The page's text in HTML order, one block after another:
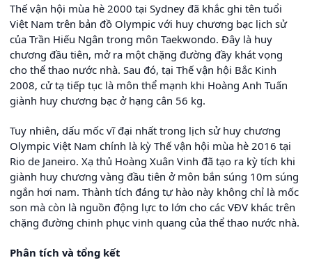
Thế vận hội mùa hè 2000 tại Sydney đã khắc ghi tên tuổi
Việt Nam trên bản đồ Olympic với huy chương bạc lịch sử
của Trần Hiếu Ngân trong môn Taekwondo. Đây là huy
chương đầu tiên, mở ra một chặng đường đầy khát vọng
cho thể thao nước nhà. Sau đó, tại Thế vận hội Bắc Kinh
2008, cử tạ tiếp tục là môn thể mạnh khi Hoàng Anh Tuấn
giành huy chương bạc ở hạng cân 56 kg.
Tuy nhiên, dấu mốc vĩ đại nhất trong lịch sử huy chương
Olympic Việt Nam chính là kỳ Thế vận hội mùa hè 2016 tại
Rio de Janeiro. Xạ thủ Hoàng Xuân Vinh đã tạo ra kỳ tích khi
giành huy chương vàng đầu tiên ở môn bắn súng 10m súng
ngắn hơi nam. Thành tích đáng tự hào này không chỉ là mốc
son mà còn là nguồn động lực to lớn cho các VĐV khác trên
chặng đường chinh phục vinh quang của thể thao nước nhà.
Phân tích và tổng kết